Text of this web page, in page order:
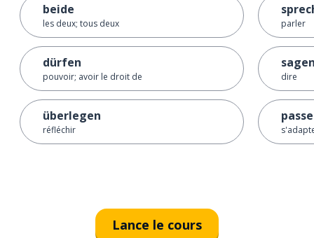
beide
les deux; tous deux
dürfen
pouvoir; avoir le droit de
überlegen
réfléchir
parler
dire
Lance le cours